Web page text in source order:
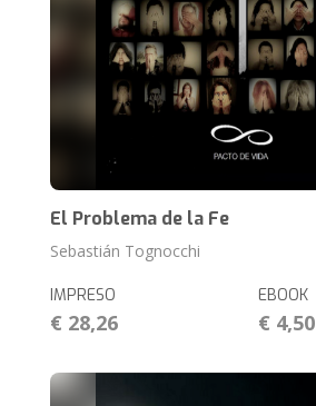
El Problema de la Fe
Sebastián Tognocchi
IMPRESO
€ 28,26
EBOOK
€ 4,50